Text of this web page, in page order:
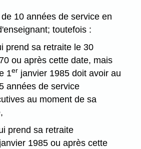
10 années de service en
toutefois :
prend sa retraite le 30
ou après cette date, mais
1er janvier 1985 doit avoir au
années de service
au moment de sa
prend sa retraite
janvier 1985 ou après cette